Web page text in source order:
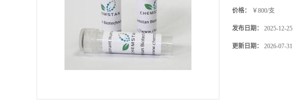
价格： ￥800/支
发布日期： 2025-12-25
更新日期： 2026-07-31